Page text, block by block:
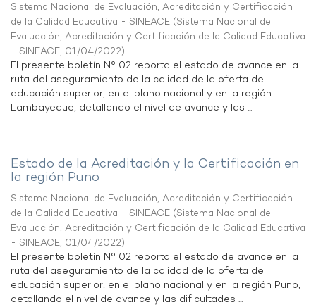
Sistema Nacional de Evaluación, Acreditación y Certificación
de la Calidad Educativa - SINEACE (Sistema Nacional de
Evaluación, Acreditación y Certificación de la Calidad Educativa
- SINEACE, 01/04/2022)
El presente boletín N° 02 reporta el estado de avance en la
ruta del aseguramiento de la calidad de la oferta de
educación superior, en el plano nacional y en la región
Lambayeque, detallando el nivel de avance y las ...
Estado de la Acreditación y la Certificación en
la región Puno
Sistema Nacional de Evaluación, Acreditación y Certificación
de la Calidad Educativa - SINEACE (Sistema Nacional de
Evaluación, Acreditación y Certificación de la Calidad Educativa
- SINEACE, 01/04/2022)
El presente boletín N° 02 reporta el estado de avance en la
ruta del aseguramiento de la calidad de la oferta de
educación superior, en el plano nacional y en la región Puno,
detallando el nivel de avance y las dificultades ...